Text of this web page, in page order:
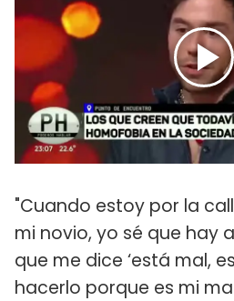
"Cuando estoy por la
mi novio, yo sé que hay
que me dice ‘está mal,
hacerlo porque es mi